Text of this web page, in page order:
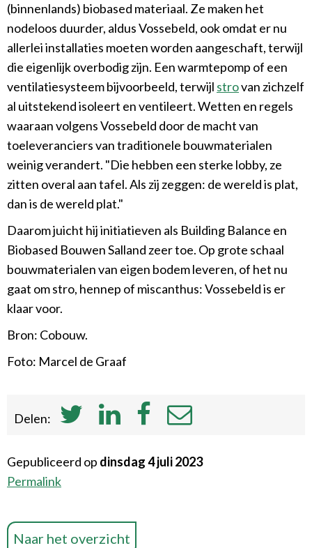
(binnenlands) biobased materiaal. Ze maken het
nodeloos duurder, aldus Vossebeld, ook omdat er nu
allerlei installaties moeten worden aangeschaft, terwijl
die eigenlijk overbodig zijn. Een warmtepomp of een
ventilatiesysteem bijvoorbeeld, terwijl strovan zichzelf
al uitstekend isoleert en ventileert. Wetten en regels
waaraan volgens Vossebeld door de macht van
toeleveranciers van traditionele bouwmaterialen
weinig verandert. "Die hebben een sterke lobby, ze
zitten overal aan tafel. Als zij zeggen: de wereld is plat,
dan is de wereld plat."
Daarom juicht hij initiatieven als Building Balance en
Biobased Bouwen Salland zeer toe. Op grote schaal
bouwmaterialen van eigen bodem leveren, of het nu
gaat om stro, hennep of miscanthus: Vossebeld is er
klaar voor.
Bron: Cobouw.
Foto: Marcel de Graaf
Delen:
Gepubliceerd op dinsdag 4 juli 2023
Permalink
Naar het overzicht